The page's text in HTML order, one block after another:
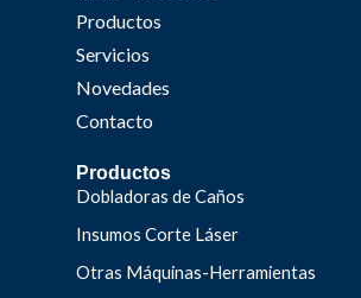
Productos
Servicios
Novedades
Contacto
Productos
Dobladoras de Caños
Insumos Corte Láser
Otras Máquinas-Herramientas